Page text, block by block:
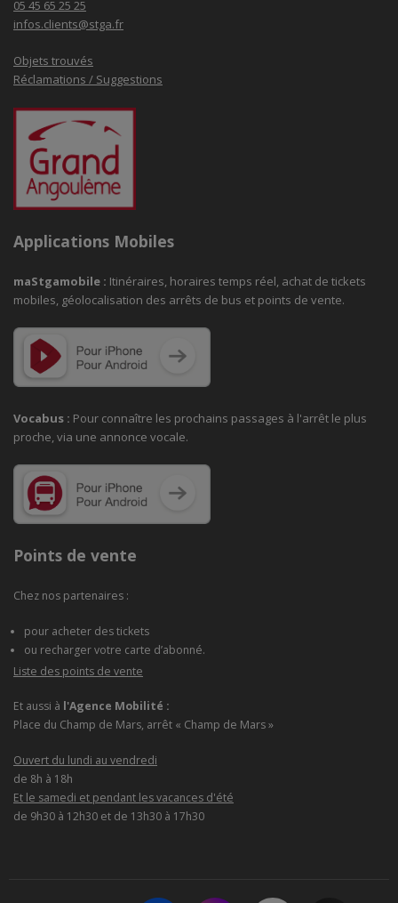
05 45 65 25 25
infos.clients@stga.fr
Objets trouvés
Réclamations / Suggestions
Applications Mobiles
maStgamobile : Itinéraires, horaires temps réel, achat de tickets
mobiles, géolocalisation des arrêts de bus et points de vente.
Vocabus : Pour connaître les prochains passages à l'arrêt le plus
proche, via une annonce vocale.
Points de vente
Chez nos partenaires :
pour acheter des tickets
ou recharger votre carte d’abonné.
Liste des points de vente
Et aussi à l'Agence Mobilité :
Place du Champ de Mars, arrêt « Champ de Mars »
Ouvert du lundi au vendredi
de 8h à 18h
Et le samedi et pendant les vacances d'été
de 9h30 à 12h30 et de 13h30 à 17h30